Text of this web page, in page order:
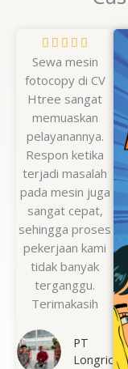
    
5
out
of
5
Sewa mesin
fotocopy di CV
Htree sangat
memuaskan
pelayanannya.
Respon ketika
terjadi masalah
pada mesin juga
sangat cepat,
sehingga proses
pekerjaan kami
tidak banyak
terganggu.
Terimakasih
PT
Longrich